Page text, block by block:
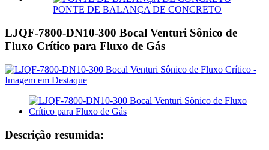
PONTE DE BALANÇA DE CONCRETO
LJQF-7800-DN10-300 Bocal Venturi Sônico de
Fluxo Crítico para Fluxo de Gás
Descrição resumida: